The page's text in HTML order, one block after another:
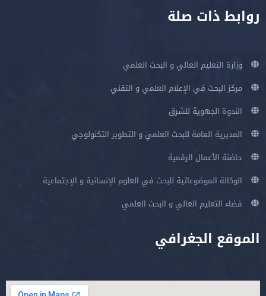
روابط ذات صلة
وزارة التعليم العالي و البحث العلمي
مركز البحث في الإعلام العلمي و التقني
الندوة الجهوية للشرق
المديرية العامة للبحث العلمي و التطوير التكنولوجي
حاضنة الأعمال الرقمية
الوكالة الموضوعاتية للبحث في العلوم الإنسانية و الإجتماعية
فضاء التعليم العالي و البحث العلمي
الموقع الجغرافي